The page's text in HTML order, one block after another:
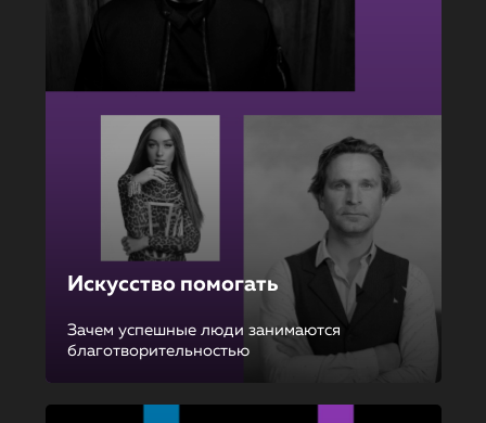
Искусство помогать
Зачем успешные люди занимаются
благотворительностью